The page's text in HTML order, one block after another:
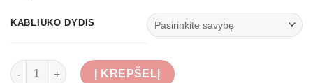
KABLIUKO DYDIS
produkto kiekis: FTT400 Scud/Emerger
Į KREPŠELĮ